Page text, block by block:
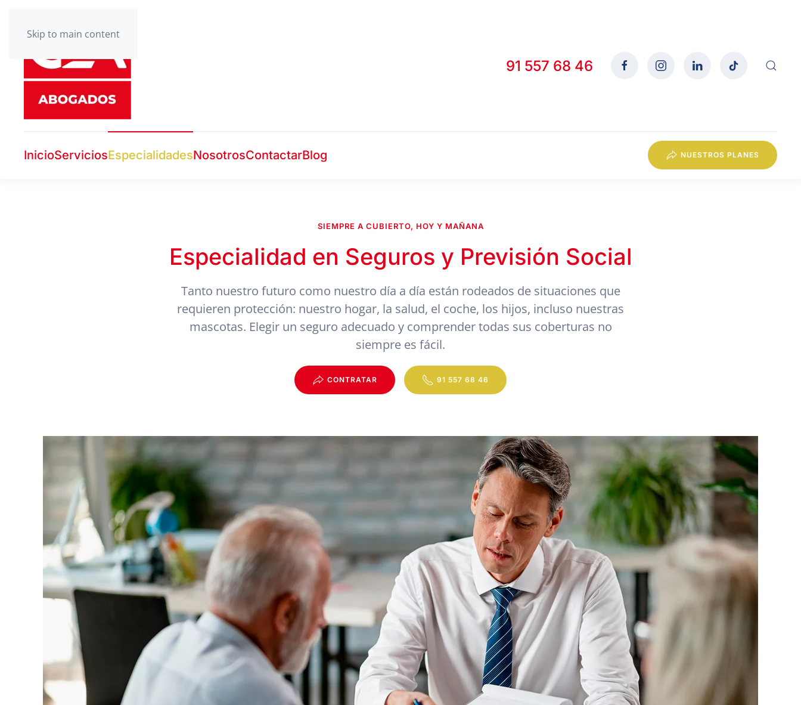
Skip to main content
91 557 68 46
InicioServiciosEspecialidadesNosotrosContactarBlog NUESTROS PLANES
SIEMPRE A CUBIERTO, HOY Y MAÑANA
Especialidad en Seguros y Previsión Social
Tanto nuestro futuro como nuestro día a día están rodeados de situaciones que
requieren protección: nuestro hogar, la salud, el coche, los hijos, incluso nuestras
mascotas. Elegir un seguro adecuado y comprender todas sus coberturas no
siempre es fácil.
CONTRATAR 91 557 68 46